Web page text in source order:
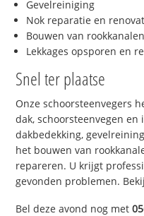
Gevelreiniging
Nok reparatie en
Bouwen van rookkanalen
Lekkages opsporen en
Snel ter plaatse
Onze schoorsteenvegers
dak, schoorsteenvegen
dakbedekking,
het bouwen van
repareren. U krijgt
gevonden problemen.
Bel deze avond nog met